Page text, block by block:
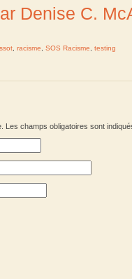
Denise C.
racisme SOS Racisme testing
Les champs obligatoires sont